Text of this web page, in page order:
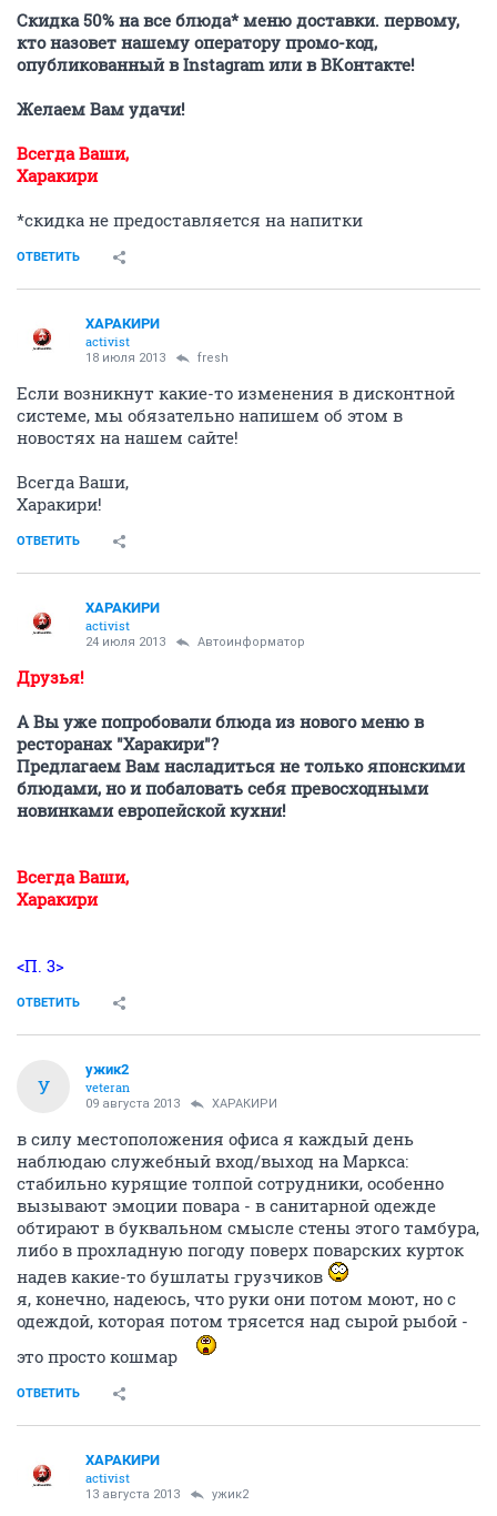
Скидка 50% на все блюда* меню доставки. первому,
кто назовет нашему оператору промо-код,
опубликованный в Instagram или в ВКонтакте!
Желаем Вам удачи!
Всегда Ваши,
Харакири
*скидка не предоставляется на напитки
ОТВЕТИТЬ
ХАРАКИРИ
activist
18 июля 2013 fresh
Если возникнут какие-то изменения в дисконтной
системе, мы обязательно напишем об этом в
новостях на нашем сайте!
Всегда Ваши,
Харакири!
ОТВЕТИТЬ
ХАРАКИРИ
activist
24 июля 2013 Автоинформатор
Друзья!
А Вы уже попробовали блюда из нового меню в
ресторанах "Харакири"?
Предлагаем Вам насладиться не только японскими
блюдами, но и побаловать себя превосходными
новинками европейской кухни!
Всегда Ваши,
Харакири
<П. 3>
ОТВЕТИТЬ
У
ужик2
veteran
09 августа 2013 ХАРАКИРИ
в силу местоположения офиса я каждый день
наблюдаю служебный вход/выход на Маркса:
стабильно курящие толпой сотрудники, особенно
вызывают эмоции повара - в санитарной одежде
обтирают в буквальном смысле стены этого тамбура,
либо в прохладную погоду поверх поварских курток
надев какие-то бушлаты грузчиков
я, конечно, надеюсь, что руки они потом моют, но с
одеждой, которая потом трясется над сырой рыбой -
это просто кошмар
ОТВЕТИТЬ
ХАРАКИРИ
activist
13 августа 2013 ужик2